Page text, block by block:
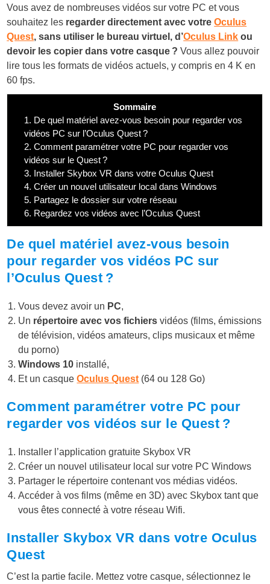
Vous avez de nombreuses vidéos sur votre PC et vous
souhaitez les regarder directement avec votreOculus
Quest, sans utiliser le bureau virtuel, d’Oculus Link ou
devoir les copier dans votre casque ?Vous allez pouvoir
lire tous les formats de vidéos actuels, y compris en 4 K en
60 fps.
Sommaire
1. De quel matériel avez-vous besoin pour regarder vos
vidéos PC sur l’Oculus Quest ?
2. Comment paramétrer votre PC pour regarder vos
vidéos sur le Quest ?
3. Installer Skybox VR dans votre Oculus Quest
4. Créer un nouvel utilisateur local dans Windows
5. Partagez le dossier sur votre réseau
6. Regardez vos vidéos avec l’Oculus Quest
De quel matériel avez-vous besoin
pour regarder vos vidéos PC sur
l’Oculus Quest ?
Vous devez avoir un PC,
Un répertoire avec vos fichiers vidéos (films, émissions
de télévision, vidéos amateurs, clips musicaux et même
du porno)
Windows 10 installé,
Et un casqueOculus Quest(64 ou 128 Go)
Comment paramétrer votre PC pour
regarder vos vidéos sur le Quest ?
Installer l’application gratuite Skybox VR
Créer un nouvel utilisateur local sur votre PC Windows
Partager le répertoire contenant vos médias vidéos.
Accéder à vos films (même en 3D) avec Skybox tant que
vous êtes connecté à votre réseau Wifi.
Installer Skybox VR dans votre Oculus
Quest
C’est la partie facile. Mettez votre casque, sélectionnez le